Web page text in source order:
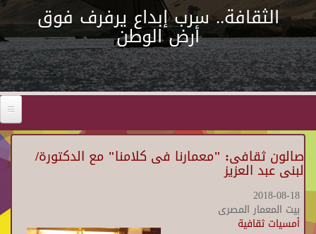
الثقافة.. سرب إبداع يرفرف فوق
أرض الوطن
صالون ثقافى: "معمارنا فى كلامنا" مع الدكتورة/
لبنى عبد العزيز
2018-08-18
بيت المعمار المصرى
أمسيات ثقافية